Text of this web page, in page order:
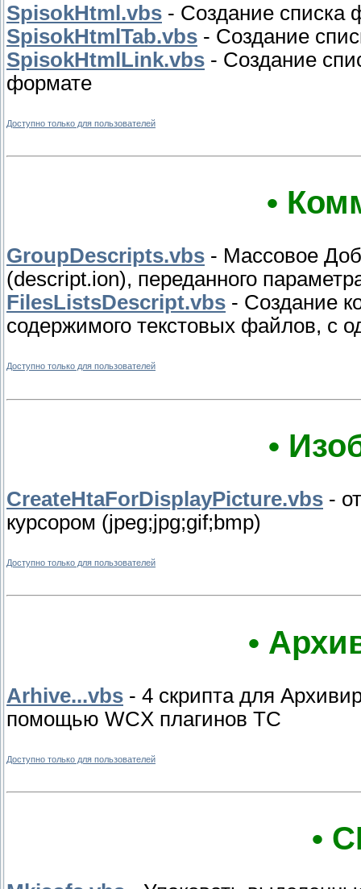
SpisokHtml.vbs - Создание списка
SpisokHtmlTab.vbs - Создание
SpisokHtmlLink.vbs - Создание
формате
Доступно только для пользователей
•
GroupDescripts.vbs - Массовое
(descript.ion), переданного
FilesListsDescript.vbs - Создание
содержимого текстовых файлов, с
Доступно только для пользователей
•
CreateHtaForDisplayPicture.vbs -
курсором (jpeg;jpg;gif;bmp)
Доступно только для пользователей
•
Arhive...vbs - 4 скрипта для
помощью WCX плагинов ТС
Доступно только для пользователей
•